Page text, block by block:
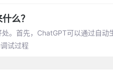
么？
。首先，ChatGPT可以通过自
试过程